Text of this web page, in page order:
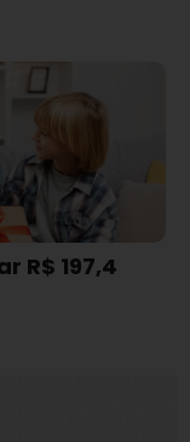
R$ 197,4